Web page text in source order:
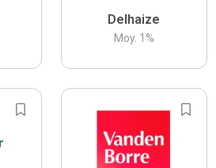
Delhaize
Moy. 1 %